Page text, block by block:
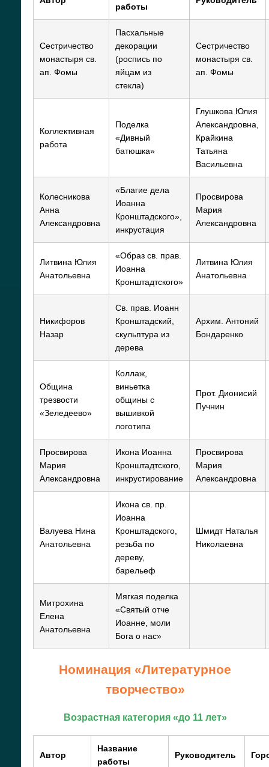
работы
Сестричество
монастыря св.
ап. Фомы
Пасхальные
декорации
(роспись по
яйцам из
стекла)
Сестричество
монастыря св.
ап. Фомы
Коллективная
работа
Поделка
«Дивный
батюшка»
Глушкова Юлия
Александровна,
Крайкина
Татьяна
Васильевна
Колесникова
Анна
Александровна
«Благие дела
Иоанна
Кронштадского»,
инкрустация
Просвирова
Мария
Александровна
Литвина Юлия
Анатольевна
«Образ св. прав.
Иоанна
Кронштадтского»
Литвина Юлия
Анатольевна
Никифоров
Назар
Св. прав. Иоанн
Кронштадский,
скульптура из
дерева
Архим. Антоний
Бондаренко
Община
трезвости
«Зеледеево»
Коллаж,
виньетка
общины с
вышивкой
логотипа
Прот. Дионисий
Пучнин
Просвирова
Мария
Александровна
Икона Иоанна
Кронштадтского,
инкрустирование
Просвирова
Мария
Александровна
Валуева Нина
Анатольевна
Икона св. пр.
Иоанна
Кронштадского,
резьба по
дереву,
барельеф
Шмидт Наталья
Николаевна
Митрохина
Елена
Анатольевна
Мягкая поделка
«Святый отче
Иоанне, моли
Бога о нас»
Номинация «Литературное
творчество»
Возрастная категория «до 11 лет»
Автор
Название
работы
Руководитель